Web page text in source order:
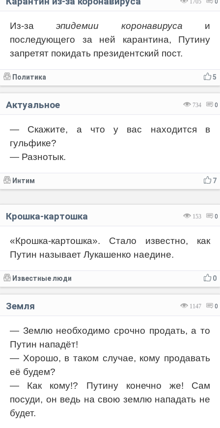
1705 0
Из-заэпидемии коронавируса и
последующего за ней карантина, Путину
запретят покидать президентский пост.
5
Политика
734 0
Актуальное
— Скажите, а что у вас находится в
гульфике?
— Разнотык.
7
Интим
153 0
Крошка-картошка
«Крошка-картошка». Стало известно, как
Путин называет Лукашенко наедине.
0
Известные люди
1147 0
Земля
— Землю необходимо срочно продать, а то
Путин нападёт!
— Хорошо, в таком случае, кому продавать
её будем?
— Как кому!? Путину конечно же! Сам
посуди, он ведь на свою землю нападать не
будет.